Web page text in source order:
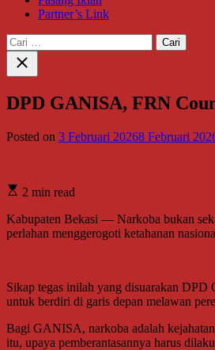
Partner’s Link
Cari
untuk:
Close
search
DPD GANISA, FRN
Posted on 3 Februari 20268 Februari
2 min read
Kabupaten Bekasi — Narkoba bukan
perlahan menggerogoti ketahanan
Sikap tegas inilah yang disuarakan
untuk berdiri di garis depan melawan
Bagi GANISA, narkoba adalah
itu, upaya pemberantasannya harus